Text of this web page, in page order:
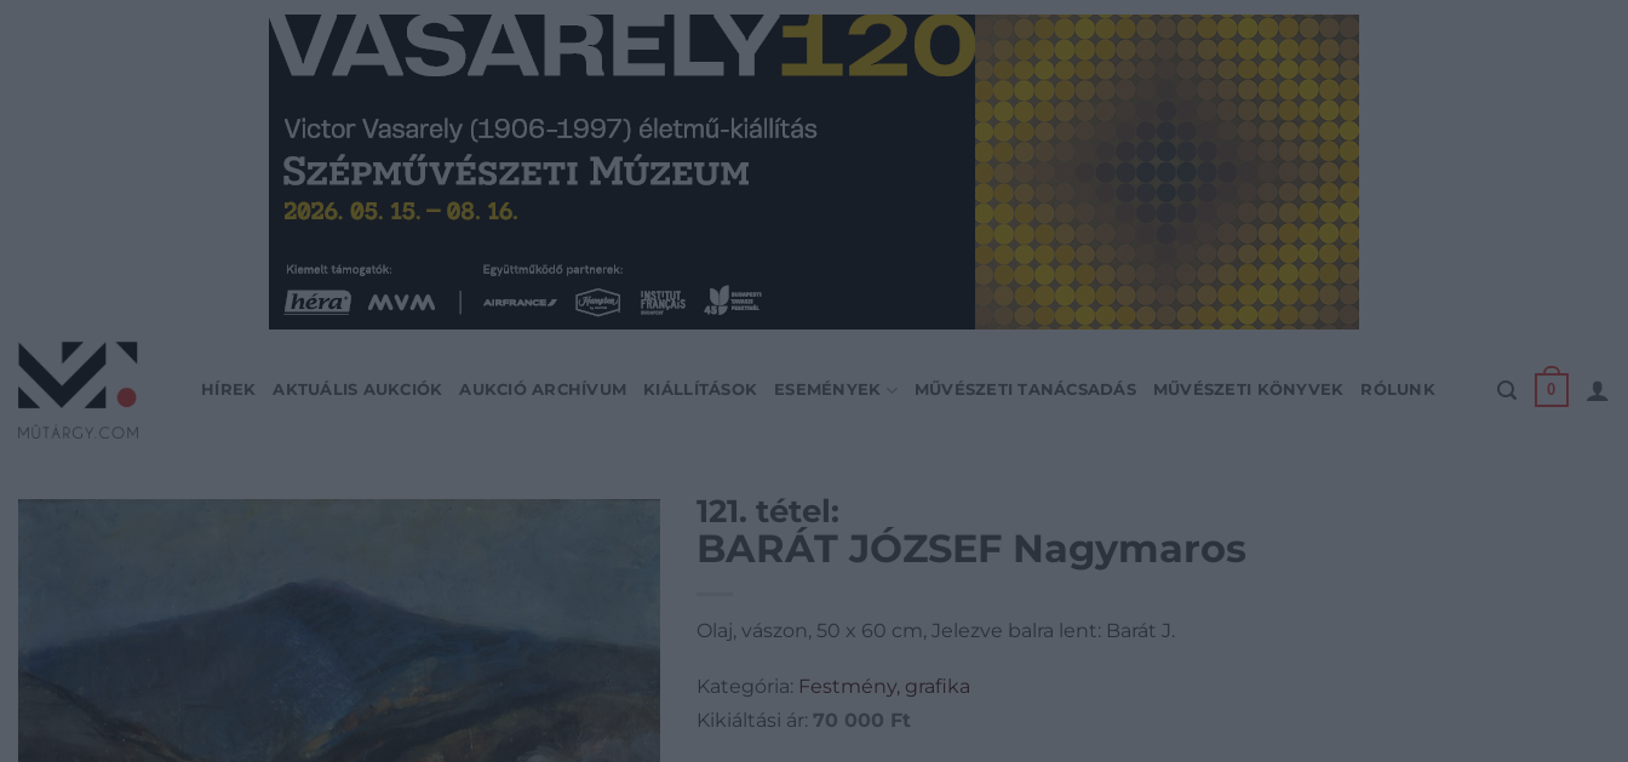
HÍREK AKTUÁLIS AUKCIÓK AUKCIÓ ARCHÍVUM KIÁLLÍTÁSOK ESEMÉNYEK MŰVÉSZETI TANÁCSADÁS MŰVÉSZETI KÖNYVEK RÓLUNK 0
121. tétel:
BARÁT JÓZSEF Nagymaros
Olaj, vászon, 50 x 60 cm, Jelezve balra lent: Barát J.
Kategória: Festmény, grafika
Kikiáltási ár: 70 000 Ft